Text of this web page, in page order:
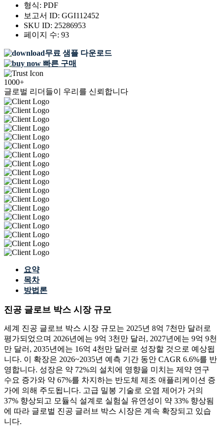
형식: PDF
보고서 ID: GGI112452
SKU ID: 25286953
페이지 수: 93
무료 샘플 다운로드
빠른 구매
1000+
글로벌 리더들이 우리를 신뢰합니다
요약
목차
방법론
진공 글로브 박스 시장 규모
세계 진공 글로브 박스 시장 규모는 2025년 8억 7천만 달러로
평가되었으며 2026년에는 9억 3천만 달러, 2027년에는 9억 9천
만 달러, 2035년에는 16억 4천만 달러로 성장할 것으로 예상됩
니다. 이 확장은 2026~2035년 예측 기간 동안 CAGR 6.6%를 반
영합니다. 성장은 약 72%의 설치에 영향을 미치는 제약 연구
수요 증가와 약 67%를 차지하는 반도체 제조 애플리케이션 증
가에 의해 주도됩니다. 고급 밀봉 기술로 오염 제어가 거의
37% 향상되고 모듈식 설계로 실험실 유연성이 약 33% 향상됨
에 따라 글로벌 진공 글러브 박스 시장은 계속 확장되고 있습
니다.